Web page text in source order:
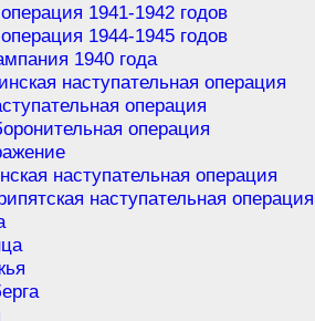
1941-1942 годов
1944-1945 годов
1940 года
наступательная операция
операция
операция
наступательная операция
наступательная операция